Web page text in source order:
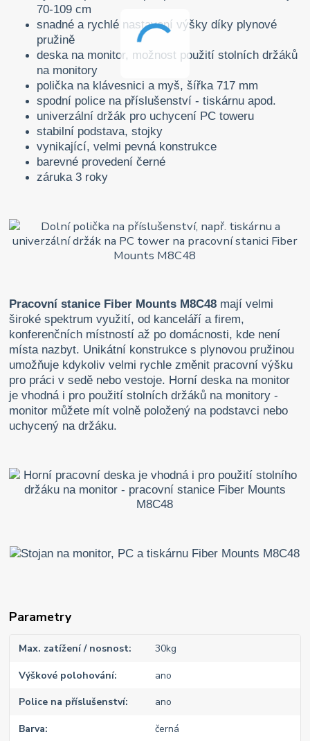
70-109 cm
snadné a rychlé nastavení výšky díky plynové
pružině
deska na monitor, možnost použití stolních držáků
na monitory
polička na klávesnici a myš, šířka 717 mm
spodní police na příslušenství - tiskárnu apod.
univerzální držák pro uchycení PC toweru
stabilní podstava, stojky
vynikající, velmi pevná konstrukce
barevné provedení černé
záruka 3 roky
Pracovní stanice Fiber Mounts M8C48 mají velmi
široké spektrum využití, od kanceláří a firem,
konferenčních místností až po domácnosti, kde není
místa nazbyt. Unikátní konstrukce s plynovou pružinou
umožňuje kdykoliv velmi rychle změnit pracovní výšku
pro práci v sedě nebo vestoje. Horní deska na monitor
je vhodná i pro použití stolních držáků na monitory -
monitor můžete mít volně položený na podstavci nebo
uchycený na držáku.
Parametry
Max. zatížení / nosnost 30kg
Výškové polohování ano
Police na příslušenství ano
Barva černá